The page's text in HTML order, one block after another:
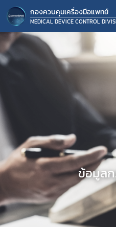
กองควบคุมเครื่องมือแพทย์
MEDICAL DEVICE CONTROL
ข้อมูล